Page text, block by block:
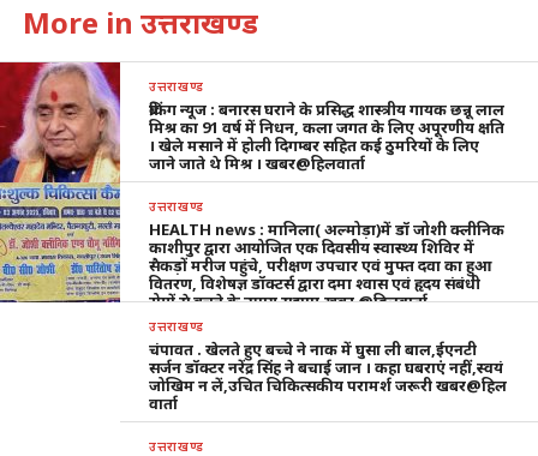
More in उत्तराखण्ड
उत्तराखण्ड
ब्रेकिंग न्यूज : बनारस घराने के प्रसिद्ध शास्त्रीय गायक छन्नू लाल
मिश्र का 91 वर्ष में निधन, कला जगत के लिए अपूरणीय क्षति
। खेले मसाने में होली दिगम्बर सहित कई ठुमरियों के लिए
जाने जाते थे मिश्र । खबर@हिलवार्ता
उत्तराखण्ड
HEALTH news : मानिला( अल्मोड़ा)में डॉ जोशी क्लीनिक
काशीपुर द्वारा आयोजित एक दिवसीय स्वास्थ्य शिविर में
सैकड़ों मरीज पहुंचे, परीक्षण उपचार एवं मुफ्त दवा का हुआ
वितरण, विशेषज्ञ डॉक्टर्स द्वारा दमा श्वास एवं हृदय संबंधी
रोगों से बचने के उपाय सुझाए,खबर @हिलवार्ता
उत्तराखण्ड
चंपावत . खेलते हुए बच्चे ने नाक में घुसा ली बाल,ईएनटी
सर्जन डॉक्टर नरेंद्र सिंह ने बचाई जान । कहा घबराएं नहीं,स्वयं
जोखिम न लें,उचित चिकित्सकीय परामर्श जरूरी खबर@हिल
वार्ता
उत्तराखण्ड